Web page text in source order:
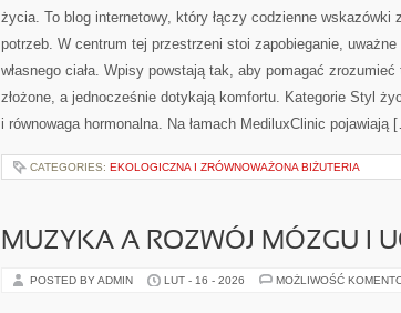
życia. To blog internetowy, który łączy codzienne wskazówki
potrzeb. W centrum tej przestrzeni stoi zapobieganie,
własnego ciała. Wpisy powstają tak, aby pomagać
złożone, a jednocześnie dotykają komfortu. Kategorie Styl
i równowaga hormonalna. Na łamach MediluxClinic pojawiają
CATEGORIES: EKOLOGICZNA I ZRÓWNOWAŻONA BIŻUTERIA
MUZYKA A ROZWÓJ MÓZGU I
POSTED BY ADMIN LUT - 16 - 2026 MOŻLIWOŚĆ